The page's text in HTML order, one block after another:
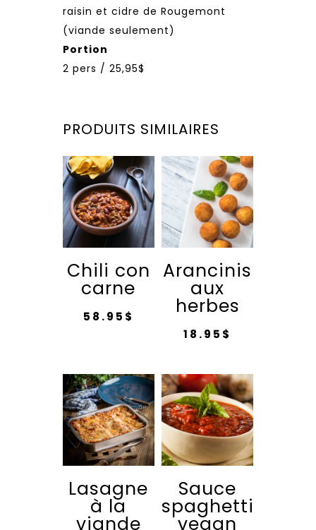
raisin et cidre de Rougemont
(viande seulement)
Portion
2 pers / 25,95$
PRODUITS SIMILAIRES
Chili con
carne
58.95 $
a
plusieurs
variations.
Les
options
peuvent
être
choisies
sur
Arancinis
aux
herbes
18.95 $
Lasagne
à la
viande
Sauce
spaghetti
vegan